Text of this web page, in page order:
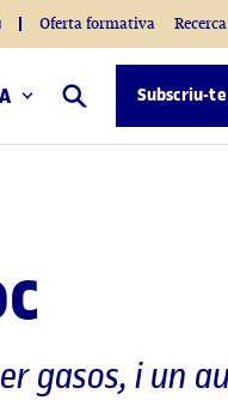
Oferta formativa Recerca
Cercar Subscriu-te
gasos, i un